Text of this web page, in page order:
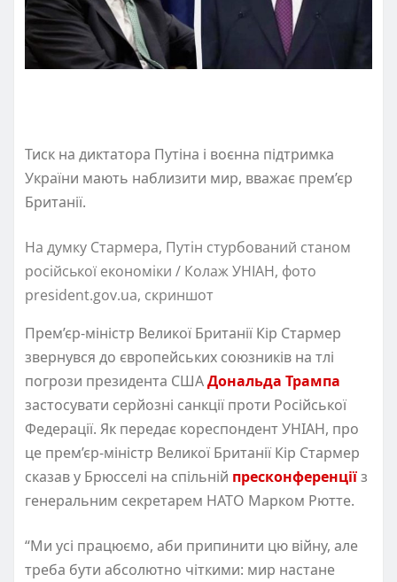
Тиск на диктатора Путіна і воєнна підтримка
України мають наблизити мир, вважає прем’єр
Британії.
На думку Стармера, Путін стурбований станом
російської економіки / Колаж УНІАН, фото
president.gov.ua, скриншот
Прем’єр-міністр Великої Британії Кір Стармер
звернувся до європейських союзників на тлі
погрози президента СШАДональда Трампа
застосувати серйозні санкції проти Російської
Федерації. Як передає кореспондент УНІАН, про
це прем’єр-міністр Великої Британії Кір Стармер
сказав у Брюсселі на спільній пресконференціїз
генеральним секретарем НАТО Марком Рютте.
“Ми усі працюємо, аби припинити цю війну, але
треба бути абсолютно чіткими: мир настане